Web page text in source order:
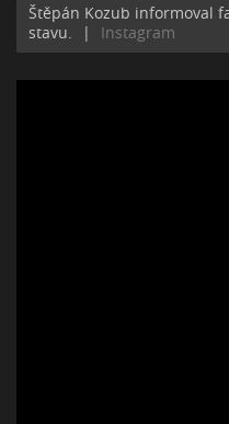
Štěpán Kozub informoval
stavu.
| Instagram